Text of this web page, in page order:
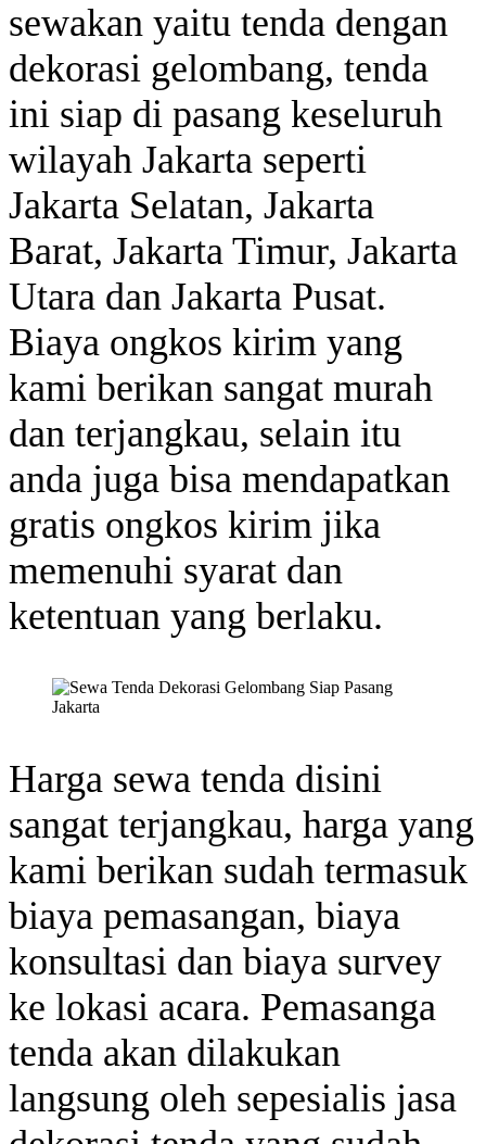
sewakan yaitu tenda dengan
dekorasi gelombang, tenda
ini siap di pasang keseluruh
wilayah Jakarta seperti
Jakarta Selatan, Jakarta
Barat, Jakarta Timur, Jakarta
Utara dan Jakarta Pusat.
Biaya ongkos kirim yang
kami berikan sangat murah
dan terjangkau, selain itu
anda juga bisa mendapatkan
gratis ongkos kirim jika
memenuhi syarat dan
ketentuan yang berlaku.
Harga sewa tenda disini
sangat terjangkau, harga yang
kami berikan sudah termasuk
biaya pemasangan, biaya
konsultasi dan biaya survey
ke lokasi acara. Pemasanga
tenda akan dilakukan
langsung oleh sepesialis jasa